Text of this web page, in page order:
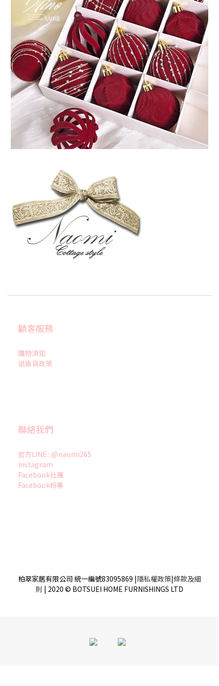
顧客服務
購物須知
退換貨政策
聯絡我們
官方LINE : @naomi265
Instagram
Facebook社團
Facebook粉專
柏翠家居有限公司 統一編號83095869 |隱私權政策|條款及細
則 | 2020 © BOTSUEI HOME FURNISHINGS LTD